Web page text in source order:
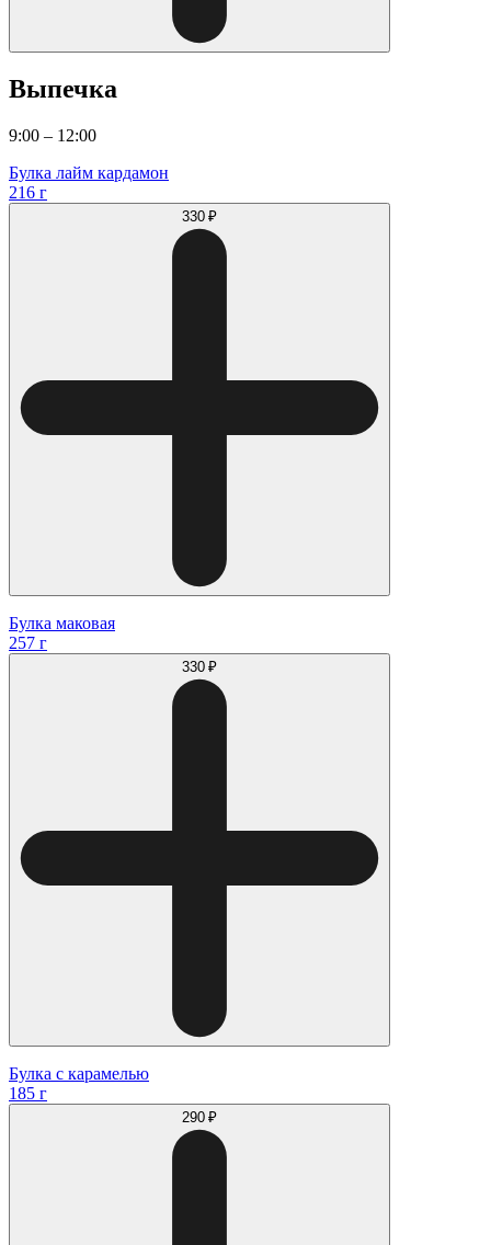
Выпечка
9:00 – 12:00
Булка лайм кардамон
216 г
330 ₽
Булка маковая
257 г
330 ₽
Булка с карамелью
185 г
290 ₽